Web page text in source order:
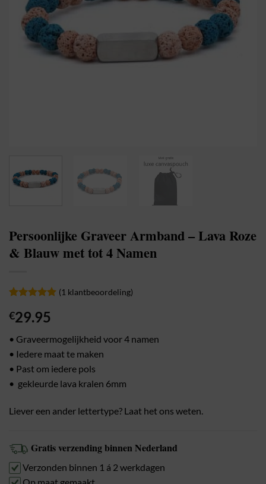
Persoonlijke Graveer Armband – Lava Roze
& Blauw met tot 4 Namen
5op 5
gebaseerd
klantbeoordeling
(1 klantbeoordeling)
€29.95
• Graveermogelijkheid voor 4 namen
• Iedere maat te maken
• Past om iedere pols
• gekleurde lava kralen 6mm
Liever een ander lettertype? Laat het ons weten.
Gratis verzending binnen Nederland
Verzonden binnen 1 á 2 werkdagen
Op maat gemaakt